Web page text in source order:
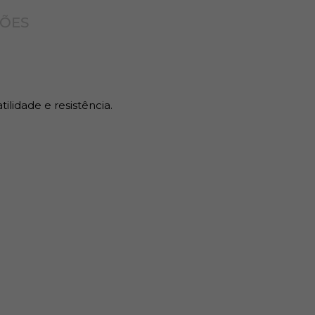
e resistência.